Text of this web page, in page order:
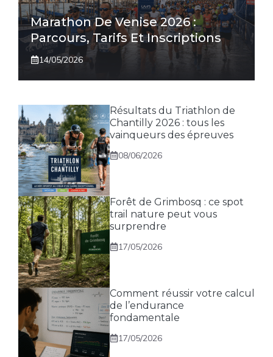
Marathon De Venise 2026 :
Parcours, Tarifs Et Inscriptions
14/05/2026
Résultats du Triathlon de
Chantilly 2026 : tous les
vainqueurs des épreuves
08/06/2026
Forêt de Grimbosq : ce spot
trail nature peut vous
surprendre
17/05/2026
Comment réussir votre calcul
de l’endurance
fondamentale
17/05/2026